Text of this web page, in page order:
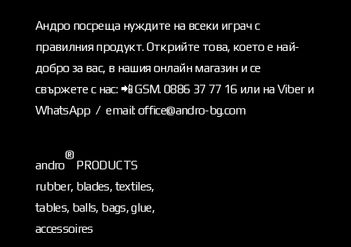
Андро посреща нуждите на всеки играч с
правилния продукт. Открийте това, което е най-
добро за вас, в нашия онлайн магазин и се
свържете с нас: 📲 GSM. 0886 37 77 16 или на Viber и
WhatsApp / email: office@andro-bg.com
andro
®
PRODUCTS
rubber, blades, textiles,
tables, balls, bags, glue,
accessoires